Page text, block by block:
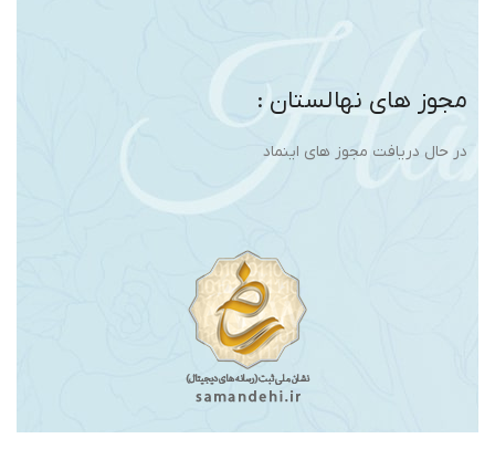
مجوز های نهالستان :
در حال دریافت مجوز های اینماد